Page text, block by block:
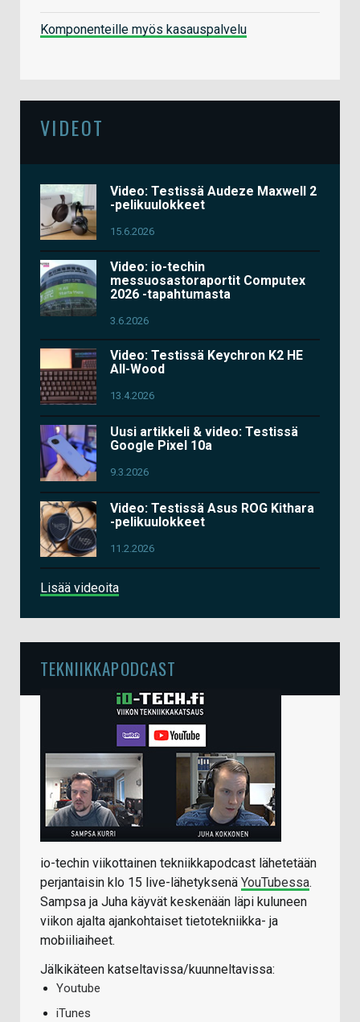
Komponenteille myös kasauspalvelu
VIDEOT
Video: Testissä Audeze Maxwell 2
-pelikuulokkeet
15.6.2026
Video: io-techin
messuosastoraportit Computex
2026 -tapahtumasta
3.6.2026
Video: Testissä Keychron K2 HE
All-Wood
13.4.2026
Uusi artikkeli & video: Testissä
Google Pixel 10a
9.3.2026
Video: Testissä Asus ROG Kithara
-pelikuulokkeet
11.2.2026
Lisää videoita
TEKNIIKKAPODCAST
io-techin viikottainen tekniikkapodcast lähetetään
perjantaisin klo 15 live-lähetyksenä YouTubessa.
Sampsa ja Juha käyvät keskenään läpi kuluneen
viikon ajalta ajankohtaiset tietotekniikka- ja
mobiiliaiheet.
Jälkikäteen katseltavissa/kuunneltavissa:
Youtube
iTunes